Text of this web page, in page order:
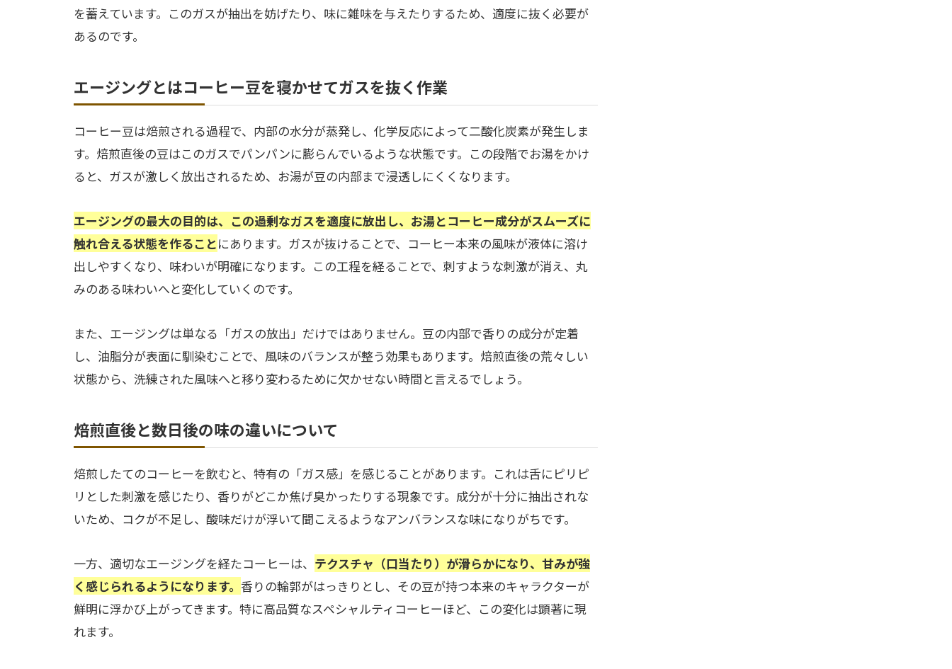
を蓄えています。このガスが抽出を妨げたり、味に雑味を与えたりするため、適度に抜く必要が
あるのです。
エージングとはコーヒー豆を寝かせてガスを抜く作業
コーヒー豆は焙煎される過程で、内部の水分が蒸発し、化学反応によって二酸化炭素が発生しま
す。焙煎直後の豆はこのガスでパンパンに膨らんでいるような状態です。この段階でお湯をかけ
ると、ガスが激しく放出されるため、お湯が豆の内部まで浸透しにくくなります。
エージングの最大の目的は、この過剰なガスを適度に放出し、お湯とコーヒー成分がスムーズに
触れ合える状態を作ることにあります。ガスが抜けることで、コーヒー本来の風味が液体に溶け
出しやすくなり、味わいが明確になります。この工程を経ることで、刺すような刺激が消え、丸
みのある味わいへと変化していくのです。
また、エージングは単なる「ガスの放出」だけではありません。豆の内部で香りの成分が定着
し、油脂分が表面に馴染むことで、風味のバランスが整う効果もあります。焙煎直後の荒々しい
状態から、洗練された風味へと移り変わるために欠かせない時間と言えるでしょう。
焙煎直後と数日後の味の違いについて
焙煎したてのコーヒーを飲むと、特有の「ガス感」を感じることがあります。これは舌にピリピ
リとした刺激を感じたり、香りがどこか焦げ臭かったりする現象です。成分が十分に抽出されな
いため、コクが不足し、酸味だけが浮いて聞こえるようなアンバランスな味になりがちです。
一方、適切なエージングを経たコーヒーは、 テクスチャ（口当たり）が滑らかになり、甘みが強
く感じられるようになります。 香りの輪郭がはっきりとし、その豆が持つ本来のキャラクターが
鮮明に浮かび上がってきます。特に高品質なスペシャルティコーヒーほど、この変化は顕著に現
れます。